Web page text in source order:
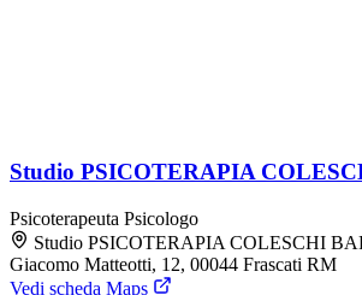
Studio PSICOTERAPIA
Psicoterapeuta Psicologo
Studio PSICOTERAPIA COLESCHI
Giacomo Matteotti, 12, 00044 Frascati RM
Vedi scheda Maps